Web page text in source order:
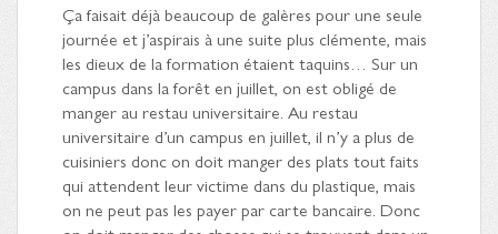
Ça faisait déjà beaucoup de galères pour une seule
journée et j’aspirais à une suite plus clémente, mais
les dieux de la formation étaient taquins… Sur un
campus dans la forêt en juillet, on est obligé de
manger au restau universitaire. Au restau
universitaire d’un campus en juillet, il n’y a plus de
cuisiniers donc on doit manger des plats tout faits
qui attendent leur victime dans du plastique, mais
on ne peut pas les payer par carte bancaire. Donc